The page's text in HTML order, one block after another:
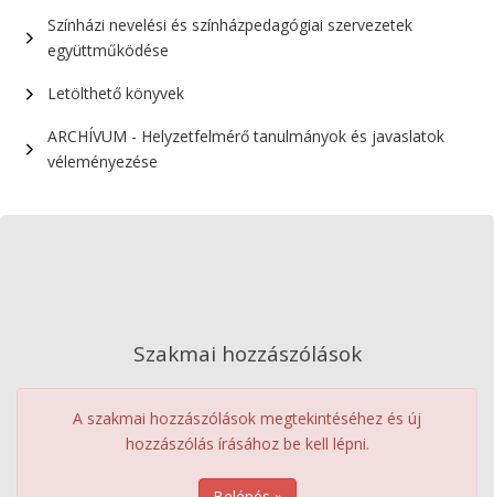
Színházi nevelési és színházpedagógiai szervezetek
együttműködése
Letölthető könyvek
ARCHÍVUM - Helyzetfelmérő tanulmányok és javaslatok
véleményezése
Szakmai hozzászólások
A szakmai hozzászólások megtekintéséhez és új
hozzászólás írásához be kell lépni.